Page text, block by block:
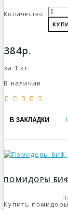
Количество
384р.
за 1 кг.
В наличии
В ЗАКЛАДКИ
ПОМИДОРЫ
Купить